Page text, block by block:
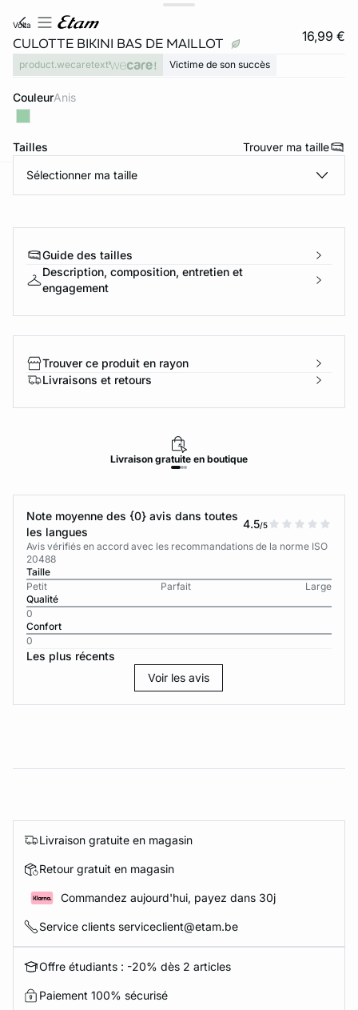
volta
CULOTTE BIKINI BAS DE MAILLOT 16,99 €
product.wecaretext Victime de son succès
Couleur anis
Tailles Trouver ma taille
Sélectionner ma taille
Guide des tailles
Description, composition, entretien et
engagement
Trouver ce produit en rayon
Livraisons et retours
Livraison gratuite en boutique
Note moyenne des {0} avis dans toutes
les langues
4.5/5
Avis vérifiés en accord avec les recommandations de la norme ISO
20488
Taille
Petit
Parfait
Large
Qualité
0
Confort
0
Les plus récents
Voir les avis
Livraison gratuite en magasin
Retour gratuit en magasin
Commandez aujourd'hui, payez dans 30j
Service clients serviceclient@etam.be
Offre étudiants : -20% dès 2 articles
Paiement 100% sécurisé